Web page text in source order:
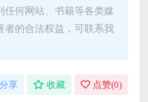
何网站、书籍等各类媒
的合法权益，可联系我
分享 收藏 点赞(0)